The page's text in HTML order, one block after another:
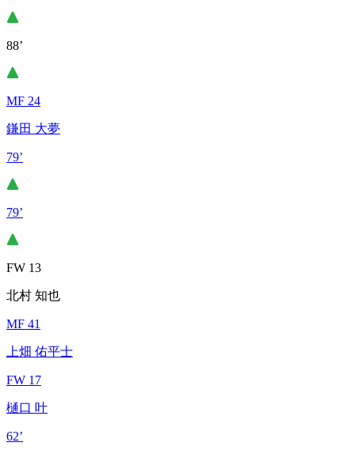
88’
MF 24
鎌田 大夢
79’
79’
FW 13
北村 知也
MF 41
上畑 佑平士
FW 17
樋口 叶
62’